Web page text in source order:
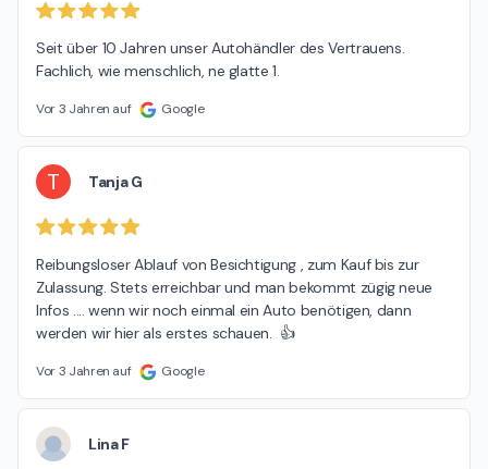
Seit über 10 Jahren unser Autohändler des Vertrauens.
Fachlich, wie menschlich, ne glatte 1.
Vor 3 Jahren auf Google
T Tanja G
Reibungsloser Ablauf von Besichtigung , zum Kauf bis zur
Zulassung. Stets erreichbar und man bekommt zügig neue
Infos .... wenn wir noch einmal ein Auto benötigen, dann
werden wir hier als erstes schauen.  👍
Vor 3 Jahren auf Google
Lina F